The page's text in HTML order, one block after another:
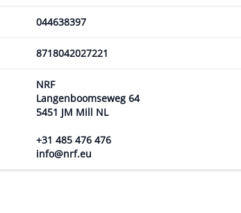
044638397
8718042027221
NRF
Langenboomseweg 64
5451 JM Mill NL
+31 485 476 476
info@nrf.eu